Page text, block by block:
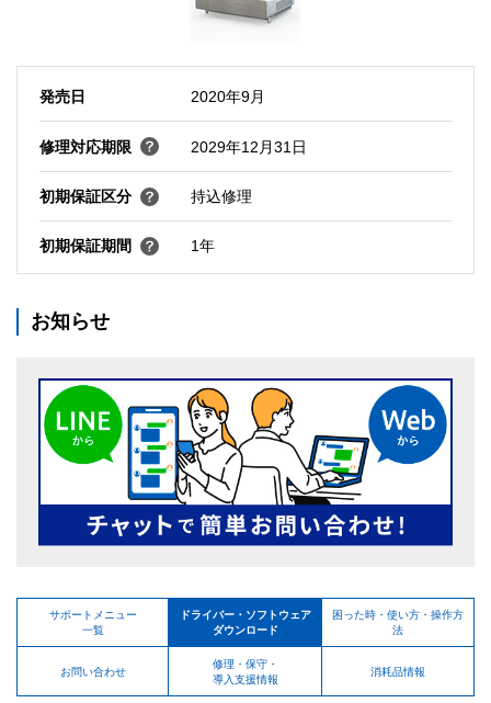
発売日 2020年9月
修理対応期限 2029年12月31日
初期保証区分 持込修理
初期保証期間 1年
お知らせ
サポートメニュー
一覧
ドライバー・ソフトウェア
ダウンロード
困った時・使い方・操作方
法
お問い合わせ
修理・保守・
導入支援情報
消耗品情報